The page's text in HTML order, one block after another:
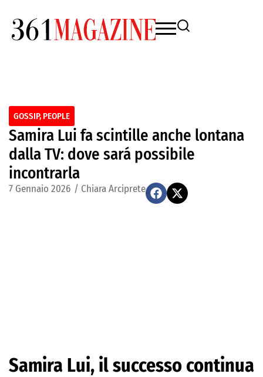
GOSSIP, PEOPLE
Samira Lui fa scintille anche lontana
dalla TV: dove sará possibile
incontrarla
7 Gennaio 2026 / Chiara Arciprete
Samira Lui, il successo continua